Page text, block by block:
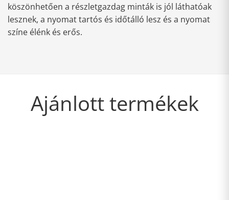
köszönhetően a részletgazdag minták is jól láthatóak
lesznek, a nyomat tartós és időtálló lesz és a nyomat
színe élénk és erős.
Ajánlott termékek